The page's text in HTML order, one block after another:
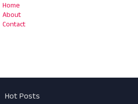
Home
About
Contact
Hot Posts